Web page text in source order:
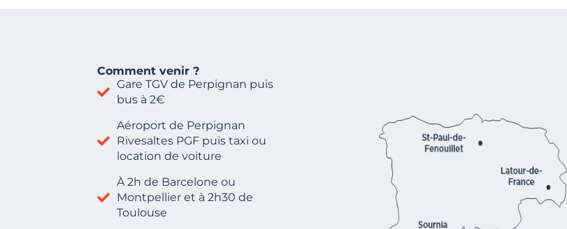
Comment venir ?
Gare TGV de Perpignan puis
bus à 2€
Aéroport de Perpignan
Rivesaltes PGF puis taxi ou
location de voiture
À 2h de Barcelone ou
Montpellier et à 2h30 de
Toulouse